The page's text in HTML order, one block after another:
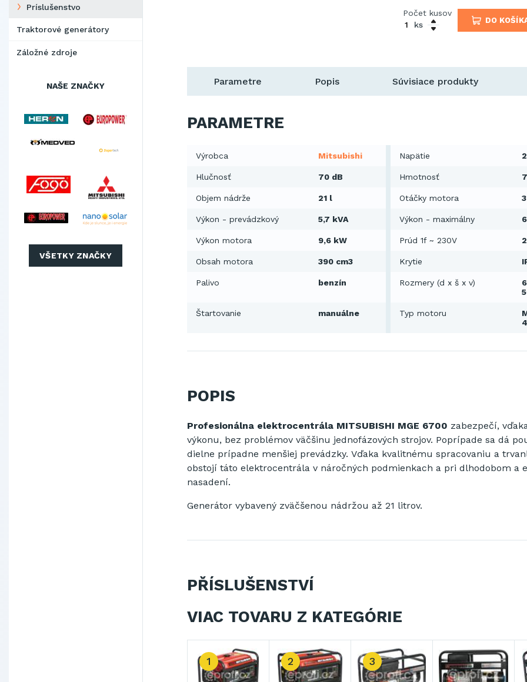
Príslušenstvo
Traktorové generátory
Záložné zdroje
NAŠE ZNAČKY
VŠETKY ZNAČKY
Počet kusov
ks
DO
Parametre Popis Súvisiace produkty
PARAMETRE
Výrobca Mitsubishi Napätie
Hlučnosť 70 dB Hmotnosť
Objem nádrže 21 l Otáčky motora
Výkon - prevádzkový 5,7 kVA Výkon - maximálny
Výkon motora 9,6 kW Prúd 1f ~ 230V
Obsah motora 390 cm3 Krytie
Palivo benzín Rozmery (d x š x v)
Štartovanie manuálne Typ motoru
POPIS
Profesionálna elektrocentrála MITSUBISHI MGE 6700 zabezpečí,
výkonu, bez problémov väčšinu jednofázových strojov. Poprípade sa dá
dielne prípadne menšiej prevádzky. Vďaka kvalitnému spracovaniu a
obstojí táto elektrocentrála v náročných podmienkach a pri dlhodobom a
nasadení.
Generátor vybavený zväčšenou nádržou až 21 litrov.
PŘÍSLUŠENSTVÍ
VIAC TOVARU Z KATEGÓRIE
1 2 3